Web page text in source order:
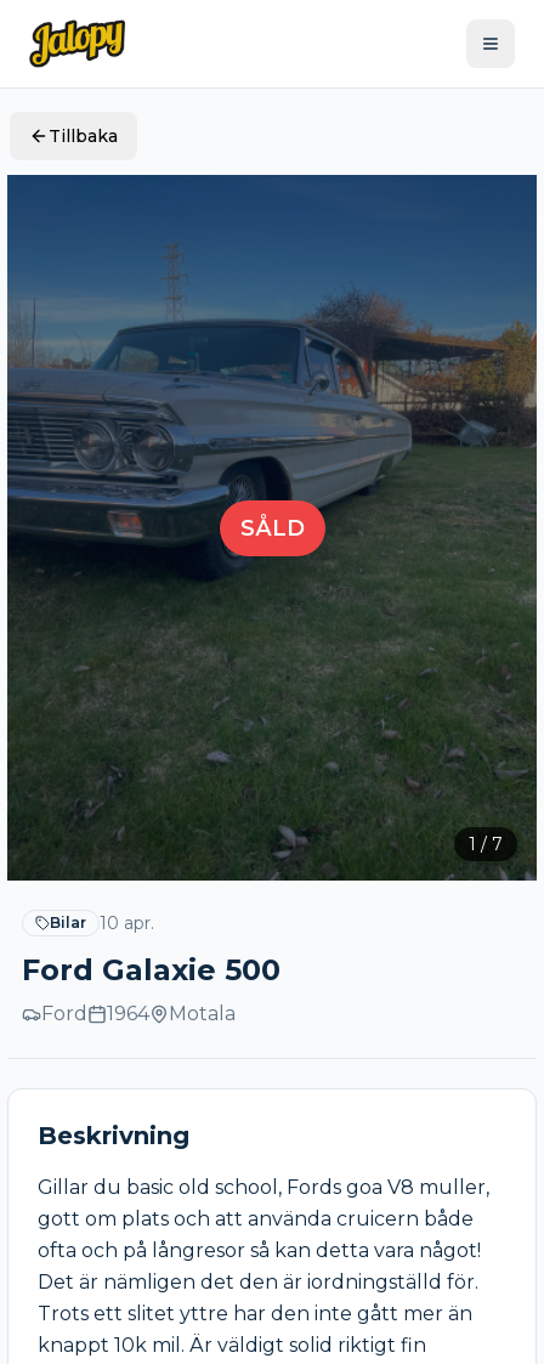
Tillbaka
SÅLD
1 / 7
Bilar 10 apr.
Ford Galaxie 500
Ford 1964 Motala
Beskrivning
Gillar du basic old school, Fords goa V8 muller,
gott om plats och att använda cruicern både
ofta och på långresor så kan detta vara något!
Det är nämligen det den är iordningställd för.
Trots ett slitet yttre har den inte gått mer än
knappt 10k mil. Är väldigt solid riktigt fin